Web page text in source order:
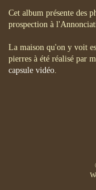
Cet album présente des
prospection à
La maison qu'on y voit
pierres à été réalisé par
capsule vidéo.